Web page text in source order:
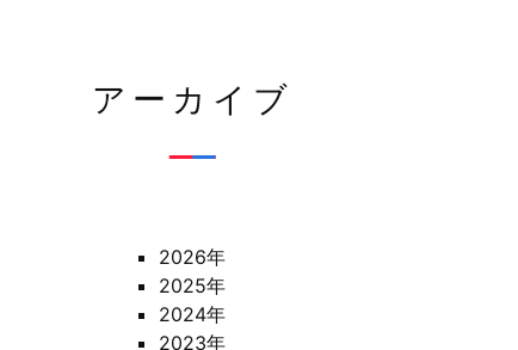
アーカイブ
2026年
2025年
2024年
2023年